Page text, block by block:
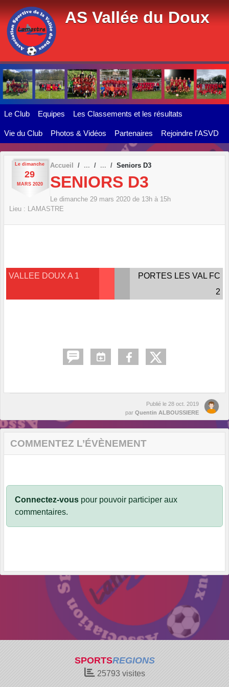
AS Vallée du Doux
Le Club Equipes Les Classements et les résultats
Vie du Club Photos & Vidéos Partenaires Rejoindre l'ASVD
Le dimanche
29
MARS 2020
Accueil Seniors D3
SENIORS D3
Le dimanche 29 mars 2020 de 13h à 15h
Lieu : LAMASTRE
VALLEE DOUX A 1
PORTES LES VAL FC
2
Publié le 28 oct. 2019
par Quentin ALBOUSSIERE
COMMENTEZ L’ÉVÈNEMENT
Connectez-vous pour pouvoir participer aux
commentaires.
SPORTSREGIONS
25793visites
Panneau de gestion des cookies